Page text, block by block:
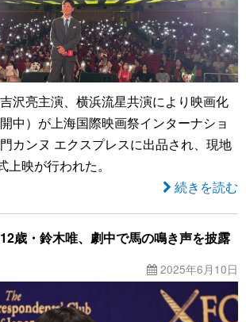
沢亮主演、横浜流星共演により映画化
中）が上海国際映画祭インターナショ
カンヌ エクスプレスに出品され、現地
映が行われた。
続きを読む
歳・鈴木唯、劇中で馬の鳴き声を披露
2025年6月10日